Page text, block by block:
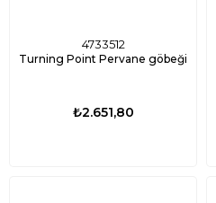
4733512
Turning Point Pervane göbeği
₺2.651,80